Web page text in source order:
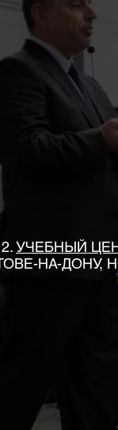
УЧЕБНЫЙ
НА-ДОНУ,